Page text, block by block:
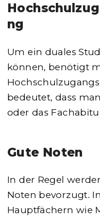
ng
Um ein duales
können, benötigt
bedeutet, dass
oder das
Gute Noten
In der Regel
Noten bevorzugt.
Hauptfächern wie